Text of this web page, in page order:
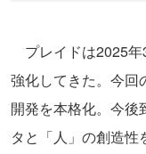
プレイドは2025年
強化してきた。今回
開発を本格化。今
タと「人」の創造性